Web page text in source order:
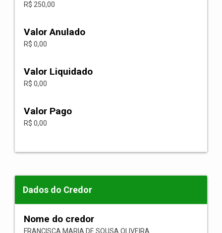
R$ 250,00
Valor Anulado
R$ 0,00
Valor Liquidado
R$ 0,00
Valor Pago
R$ 0,00
Dados do Credor
Nome do credor
FRANCISCA MARIA DE SOUSA OLIVEIRA